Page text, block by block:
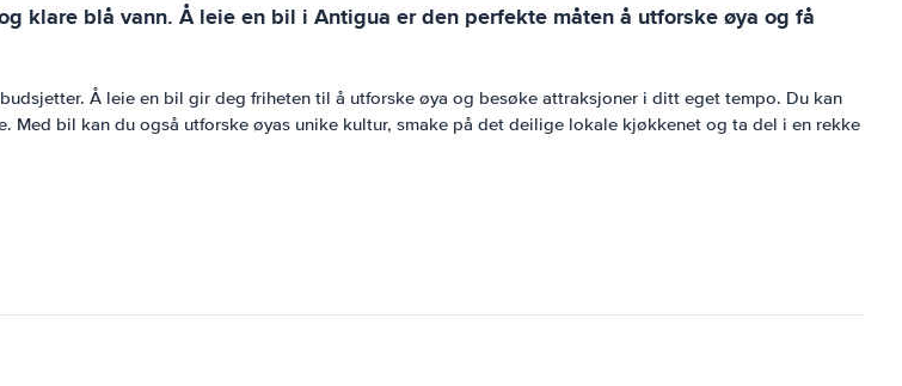
klare blå vann. Å leie en bil i Antigua er den perfekte måten å utforske øya og få
Å leie en bil gir deg friheten til å utforske øya og besøke attraksjoner i ditt eget tempo. Du kan
bil kan du også utforske øyas unike kultur, smake på det deilige lokale kjøkkenet og ta del i en rekke